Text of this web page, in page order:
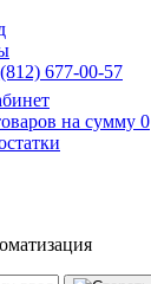
677-00-57
на сумму 0